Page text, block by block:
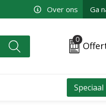
Over ons Ga
0